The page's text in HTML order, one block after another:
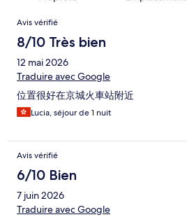
Avis
Avis vérifié
8/10 Très bien
12 mai 2026
Traduire avec Google
位置很好在京城火車站附近
Lucia, séjour de 1 nuit
Avis vérifié
6/10 Bien
7 juin 2026
Traduire avec Google